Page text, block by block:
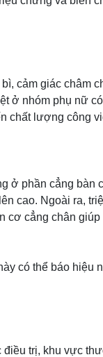
cảm giác châm
ở nhóm phụ nữ
chất lượng công
ở phần cẳng bàn
cao. Ngoài ra,
cơ cẳng chân
có thể báo hiệu
trị, khu vực